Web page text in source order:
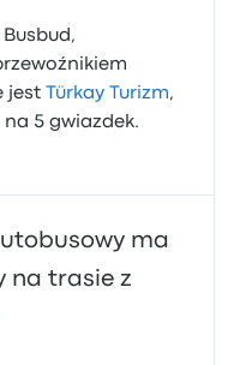
jestTürkay Turizm,
5 gwiazdek.
ma
na trasie z